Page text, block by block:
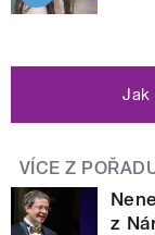
Jak
VÍCE Z
z